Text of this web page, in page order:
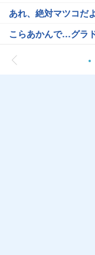
あれ、絶対マツコだ
こらあかんで…グラ